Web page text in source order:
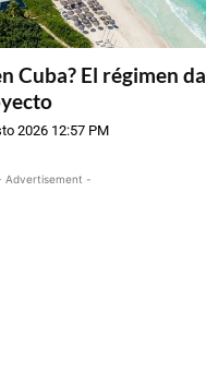
Cuba? El régimen da
2026 12:57 PM
Advertisement -